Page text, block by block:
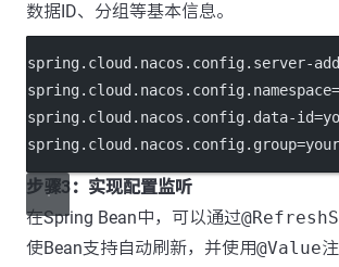
数据ID、分组等基本信息。
spring.cloud.nacos.config.server-
spring.cloud.nacos.config.namespace=
spring.cloud.nacos.config.data-id
spring.cloud.nacos.config.group
步骤3：实现配置监听
在Spring Bean中，可以通过
使Bean支持自动刷新，并使用@Value